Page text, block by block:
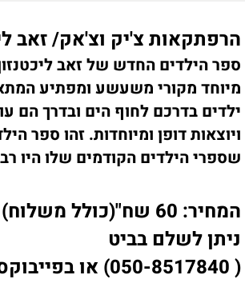
הרפתקאות צ'יק וצ'אק/ זאב
ספר הילדים החדש של זאב
מיוחד מקורי משעשע ומפתיע
ילדים בדרכם לחוף הים ובדרך הם
ויוצאות דופן ומיוחדות. זהו ספר
שספרי הילדים הקודמים שלו היו
המחיר: 60 שח"(כולל משלוח)
ניתן לשלם בביט
( 050-8517840) או בפייבוקס.